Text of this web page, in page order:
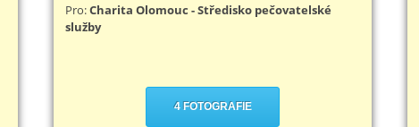
Pro:Charita Olomouc - Středisko pečovatelské
služby
4 FOTOGRAFIE